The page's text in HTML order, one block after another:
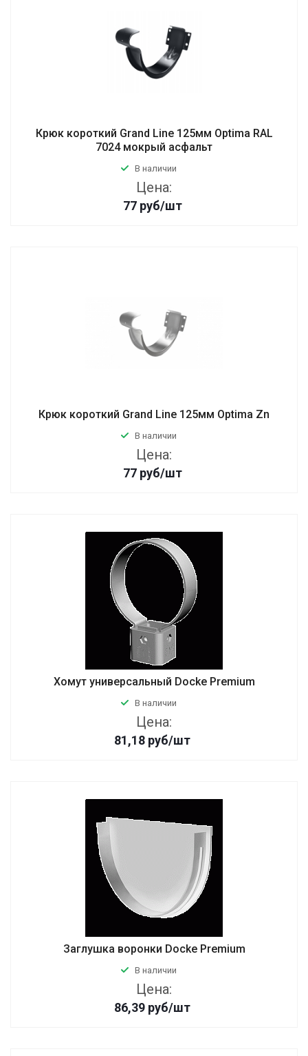
Крюк короткий Grand Line 125мм Optima RAL
7024 мокрый асфальт
В наличии
Цена:
77 руб/шт
Крюк короткий Grand Line 125мм Optima Zn
В наличии
Цена:
77 руб/шт
Хомут универсальный Docke Premium
В наличии
Цена:
81,18 руб/шт
Заглушка воронки Docke Premium
В наличии
Цена:
86,39 руб/шт